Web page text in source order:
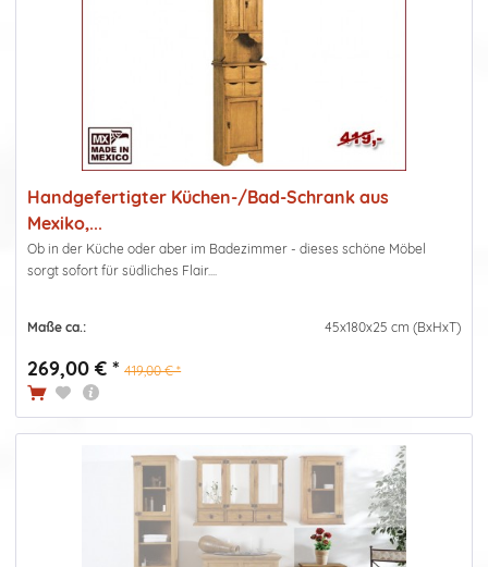
Handgefertigter Küchen-/Bad-Schrank aus
Mexiko,...
Ob in der Küche oder aber im Badezimmer - dieses schöne Möbel
sorgt sofort für südliches Flair....
Maße ca.: 45x180x25 cm (BxHxT)
269,00 € * 419,00 € *